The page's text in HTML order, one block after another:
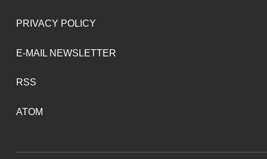
PRIVACY POLICY
E-MAIL NEWSLETTER
RSS
ATOM